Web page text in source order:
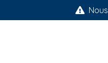
Nous